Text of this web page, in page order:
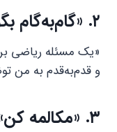
۲. «گام‌به‌گام بگو»
«یک مسئله ریاضی
و قدم‌به‌قدم به من
۳. «مکالمه کن» (پاسخ اول را اصلاح کن)